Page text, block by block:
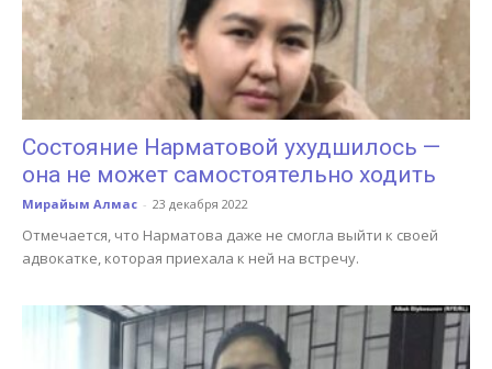
Состояние Нарматовой ухудшилось —
она не может самостоятельно ходить
Мирайым Алмас - 23 декабря 2022
Отмечается, что Нарматова даже не смогла выйти к своей
адвокатке, которая приехала к ней на встречу.